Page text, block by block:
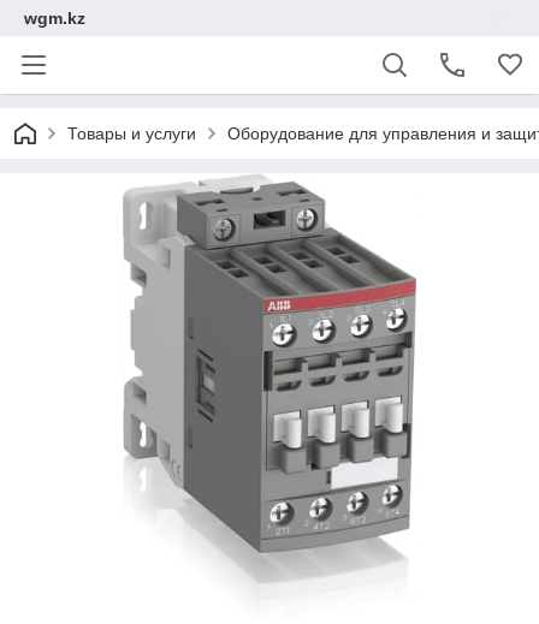
wgm.kz
Товары и услуги Оборудование для управления и